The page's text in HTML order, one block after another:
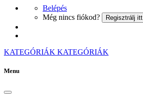
Belépés
Még nincs fiókod?
Regisztrálj itt.
KATEGÓRIÁK KATEGÓRIÁK
Menu